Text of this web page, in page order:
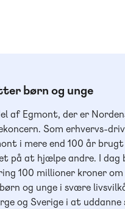
børn og unge
af Egmont, der er
Som erhvervs-
i mere end 100 år brugt
på at hjælpe andre. I dag
100 millioner kroner
og unge i svære
og Sverige i at uddanne